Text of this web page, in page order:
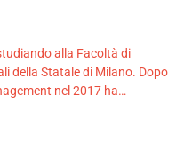
alla Facoltà di
della Statale di Milano. Dopo
nel 2017 ha…